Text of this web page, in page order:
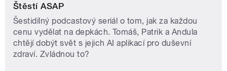
Štěstí ASAP
Šestidílný podcastový seriál o tom, jak za každou
cenu vydělat na depkách. Tomáš, Patrik a Andula
chtějí dobýt svět s jejich AI aplikací pro duševní
zdraví. Zvládnou to?